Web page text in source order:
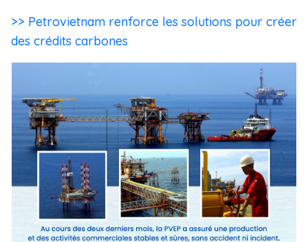
>> Petrovietnam renforce les solutions pour créer
des crédits carbones